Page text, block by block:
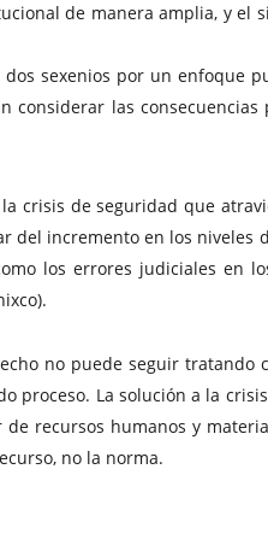
de manera amplia, y el
sexenios por un enfoque
las
crisis de seguridad que
del incremento en los
los errores judiciales en
no puede seguir tratando
proceso. La solución a la
recursos humanos y
no la norma.